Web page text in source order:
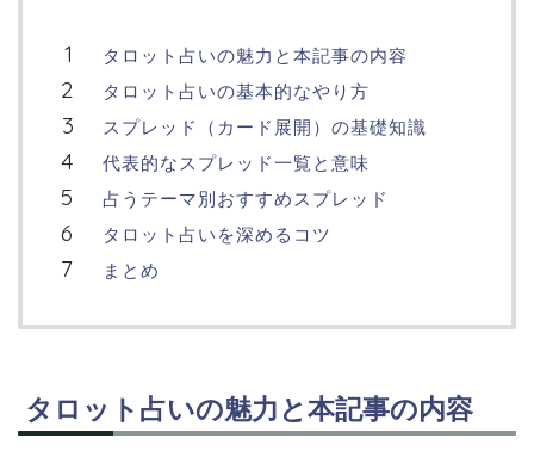
タロット占いの魅力と本記事の内容
タロット占いの基本的なやり方
スプレッド（カード展開）の基礎知識
代表的なスプレッド一覧と意味
占うテーマ別おすすめスプレッド
タロット占いを深めるコツ
まとめ
タロット占いの魅力と本記事の内容